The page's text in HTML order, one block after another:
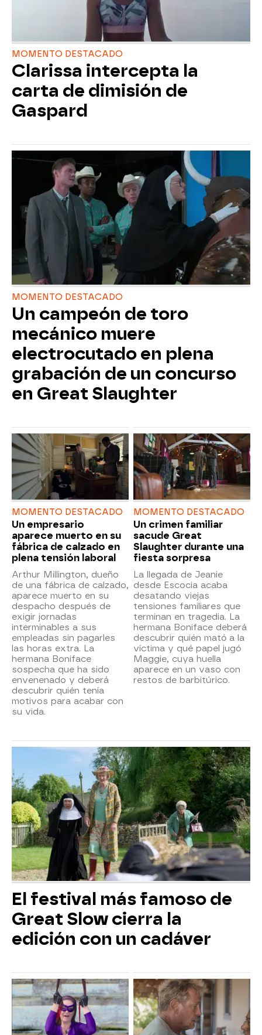
MOMENTO DESTACADO
Clarissa intercepta la
carta de dimisión de
Gaspard
MOMENTO DESTACADO
Un campeón de toro
mecánico muere
electrocutado en plena
grabación de un concurso
en Great Slaughter
MOMENTO DESTACADO
Un empresario
aparece muerto en su
fábrica de calzado en
plena tensión laboral
Arthur Millington, dueño
de una fábrica de calzado,
aparece muerto en su
despacho después de
exigir jornadas
interminables a sus
empleadas sin pagarles
las horas extra. La
hermana Boniface
sospecha que ha sido
envenenado y deberá
descubrir quién tenía
motivos para acabar con
su vida.
MOMENTO DESTACADO
Un crimen familiar
sacude Great
Slaughter durante una
fiesta sorpresa
La llegada de Jeanie
desde Escocia acaba
desatando viejas
tensiones familiares que
terminan en tragedia. La
hermana Boniface deberá
descubrir quién mató a la
víctima y qué papel jugó
Maggie, cuya huella
aparece en un vaso con
restos de barbitúrico.
El festival más famoso de
Great Slow cierra la
edición con un cadáver